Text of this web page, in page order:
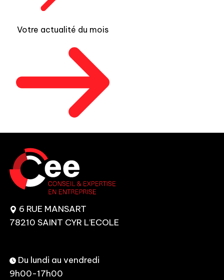
Votre actualité du mois
6 RUE MANSART
78210 SAINT CYR L’ECOLE
Du lundi au vendredi
9h00-17h00